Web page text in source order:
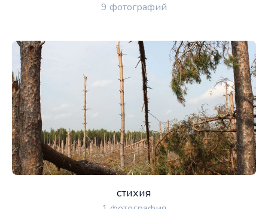
9 фотографий
стихия